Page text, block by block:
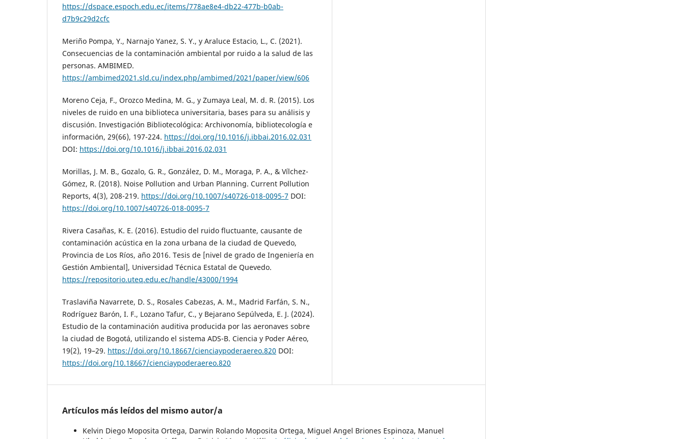
https://dspace.espoch.edu.ec/items/778ae8e4-db22-477b-b0ab-
d7b9c29d2cfc
Meriño Pompa, Y., Narnajo Yanez, S. Y., y Araluce Estacio, L., C. (2021).
Consecuencias de la contaminación ambiental por ruido a la salud de las
personas. AMBIMED.
https://ambimed2021.sld.cu/index.php/ambimed/2021/paper/view/606
Moreno Ceja, F., Orozco Medina, M. G., y Zumaya Leal, M. d. R. (2015). Los
niveles de ruido en una biblioteca universitaria, bases para su análisis y
discusión. Investigación Bibliotecológica: Archivonomía, bibliotecología e
información, 29(66), 197-224. https://doi.org/10.1016/j.ibbai.2016.02.031
DOI: https://doi.org/10.1016/j.ibbai.2016.02.031
Morillas, J. M. B., Gozalo, G. R., González, D. M., Moraga, P. A., & Vílchez-
Gómez, R. (2018). Noise Pollution and Urban Planning. Current Pollution
Reports, 4(3), 208-219. https://doi.org/10.1007/s40726-018-0095-7 DOI:
https://doi.org/10.1007/s40726-018-0095-7
Rivera Casañas, K. E. (2016). Estudio del ruido fluctuante, causante de
contaminación acústica en la zona urbana de la ciudad de Quevedo,
Provincia de Los Ríos, año 2016. Tesis de [nivel de grado de Ingeniería en
Gestión Ambiental], Universidad Técnica Estatal de Quevedo.
https://repositorio.uteq.edu.ec/handle/43000/1994
Traslaviña Navarrete, D. S., Rosales Cabezas, A. M., Madrid Farfán, S. N.,
Rodríguez Barón, I. F., Lozano Tafur, C., y Bejarano Sepúlveda, E. J. (2024).
Estudio de la contaminación auditiva producida por las aeronaves sobre
la ciudad de Bogotá, utilizando el sistema ADS-B. Ciencia y Poder Aéreo,
19(2), 19–29. https://doi.org/10.18667/cienciaypoderaereo.820 DOI:
https://doi.org/10.18667/cienciaypoderaereo.820
Artículos más leídos del mismo autor/a
Kelvin Diego Moposita Ortega, Darwin Rolando Moposita Ortega, Miguel Angel Briones Espinoza, Manuel